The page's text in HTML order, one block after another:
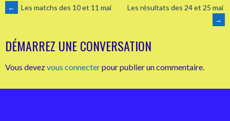
NAVIGATION
DES
ARTICLES
← Les matchs des 10 et 11 mai
Les résultats des 24 et 25 mai
→
DÉMARREZ UNE CONVERSATION
Vous devezvous connecterpour publier un commentaire.